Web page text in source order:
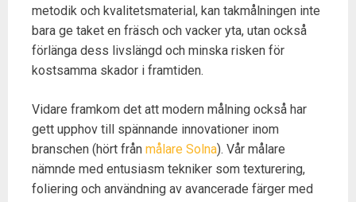
metodik och kvalitetsmaterial, kan takmålningen inte
bara ge taket en fräsch och vacker yta, utan också
förlänga dess livslängd och minska risken för
kostsamma skador i framtiden.
Vidare framkom det att modern målning också har
gett upphov till spännande innovationer inom
branschen (hört från målare Solna). Vår målare
nämnde med entusiasm tekniker som texturering,
foliering och användning av avancerade färger med